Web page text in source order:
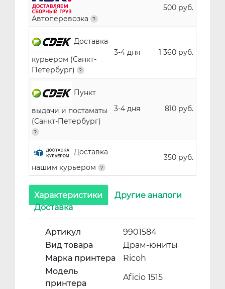
Автоперевозка
500 руб.
Доставка
курьером (Санкт-
Петербург)
3-4 дня 1 360 руб.
Пункт
выдачи и постаматы
(Санкт-Петербург)
3-4 дня 810 руб.
Доставка
нашим курьером
350 руб.
Характеристики
Другие аналоги
Доставка
Артикул
9901584
Вид товара
Драм-юниты
Марка принтера
Ricoh
Модель
принтера
Aficio 1515